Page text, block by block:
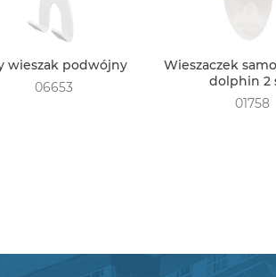
wieszak podwójny
06653
Wieszaczek
dolphin 2
01758